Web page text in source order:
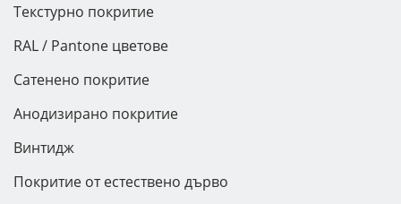
Текстурно покритие
RAL / Pantone цветове
Сатенено покритие
Анодизирано покритие
Винтидж
Покритие от естествено дърво